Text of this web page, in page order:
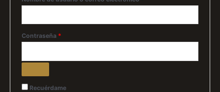
Contraseña *
Recuérdame